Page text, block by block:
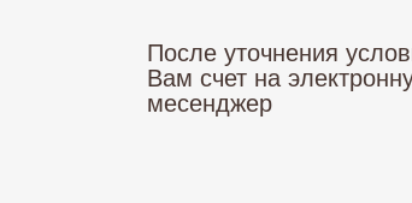
После уточнения
Вам счет на
месенджер